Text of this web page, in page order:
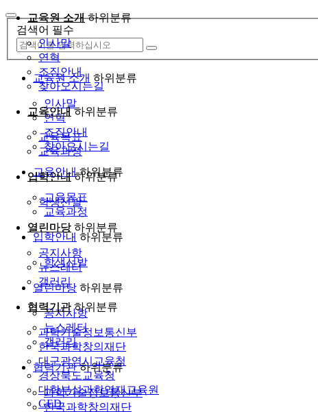
교육원 소개 하위분류
인사말
연혁
조직안내
찾아오시는길
교육안내 하위분류
교육목표
교육과정
입학안내 하위분류
학생선발
열린마당 하위분류
공지사항
뉴스레터
갤러리
협력기관 하위분류
과학기술정보통신부
한국과학창의재단
대구광역시교육청
경상북도교육청
대학부설과학영재교육원
GED
검색어 필수
교육원 소개 하위분류
인사말
연혁
조직안내
찾아오시는길
교육안내 하위분류
교육목표
교육과정
입학안내 하위분류
학생선발
열린마당 하위분류
공지사항
뉴스레터
갤러리
협력기관 하위분류
과학기술정보통신부
한국과학창의재단